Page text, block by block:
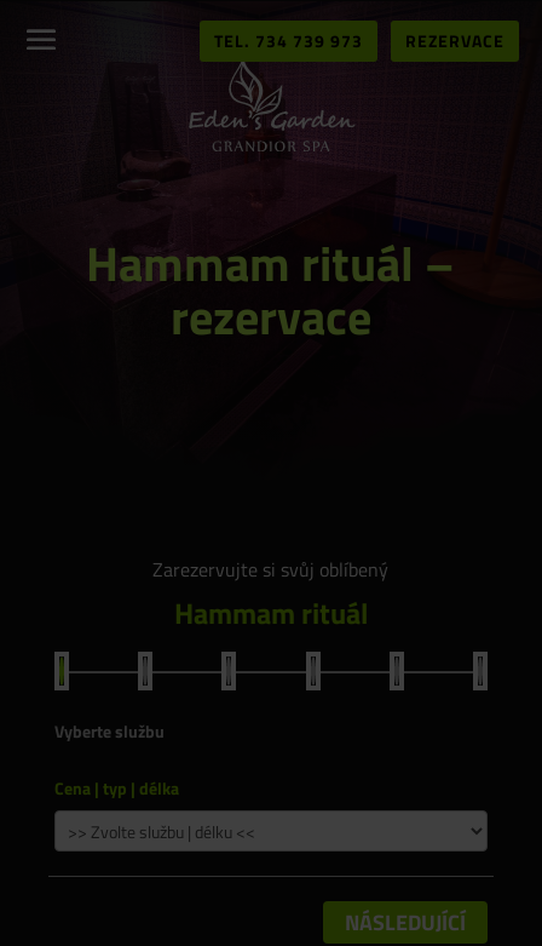
TEL. 734 739 973 REZERVACE
Hammam rituál –
rezervace
Zarezervujte si svůj oblíbený
Hammam rituál
Vyberte službu
Cena | typ | délka
NÁSLEDUJÍCÍ